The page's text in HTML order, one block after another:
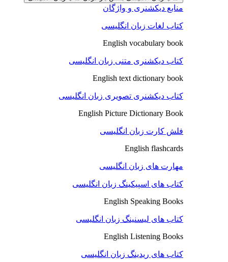
منابع دیکشنری و واژگان
کتاب لغات زبان انگلیسی
English vocabulary book
کتاب دیکشنری متنی زبان انگلیسی
English text dictionary book
کتاب دیکشنری تصویری زبان انگلیسی
English Picture Dictionary Book
فلش کارت زبان انگلیسی
English flashcards
مهارت های زبان انگلیسی
کتاب های اسپیکینگ زبان انگلیسی
English Speaking Books
کتاب های لیسنینگ زبان انگلیسی
English Listening Books
کتاب های ریدینگ زبان انگلیسی